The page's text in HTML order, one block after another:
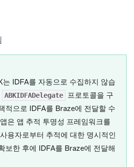
는 IDFA를 자동으로 수집하지 않습
ABKIDFADelegate
프로토콜을 구
적으로 IDFA를 Braze에 전달할 수
은 앱 추적 투명성 프레임워크를
용자로부터 추적에 대한 명시적인
보한 후에 IDFA를 Braze에 전달해